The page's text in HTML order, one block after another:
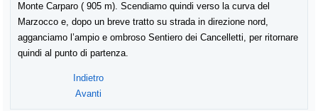
Monte Carparo ( 905 m). Scendiamo quindi verso la curva del
Marzocco e, dopo un breve tratto su strada in direzione nord,
agganciamo l’ampio e ombroso Sentiero dei Cancelletti, per ritornare
quindi al punto di partenza.
Indietro
Avanti